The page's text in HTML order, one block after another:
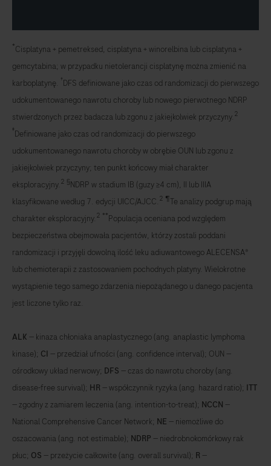
*Cisplatyna + pemetreksed, cisplatyna + winorelbina lub cisplatyna +
gemcytabina; w przypadku nietolerancji cisplatynę można zmienić na
karboplatynę. †DFS definiowane jako czas od randomizacji do pierwszego
udokumentowanego nawrotu choroby lub nowego pierwotnego NDRP
stwierdzonych przez badacza lub zgonu z jakiejkolwiek przyczyny.2
‡Definiowane jako czas od randomizacji do pierwszego
udokumentowanego nawrotu choroby w obrębie OUN lub zgonu z
jakiejkolwiek przyczyny; ten punkt końcowy miał charakter
eksploracyjny.2 §NDRP w stadium IB (guzy ≥4 cm), II lub IIIA
klasyfikowane według 7. edycji UICC/AJCC.2 ¶Te analizy podgrup mają
charakter eksploracyjny.2 **Populacja oceniana pod względem
bezpieczeństwa obejmowała pacjentów, którzy zostali poddani
randomizacji i przyjęli dowolną ilość leku adiuwantowego ALECENSA®
lub chemioterapii z zastosowaniem pochodnych platyny. Wielokrotne
wystąpienie tego samego zdarzenia niepożądanego u danego pacjenta
jest liczone tylko raz.
ALK — kinaza chłoniaka anaplastycznego (ang. anaplastic lymphoma
kinase); CI — przedział ufności (ang. confidence interval); OUN —
ośrodkowy układ nerwowy; DFS — czas do nawrotu choroby (ang.
disease-free survival); HR — współczynnik ryzyka (ang. hazard ratio); ITT
— zgodny z zamiarem leczenia (ang. intention-to-treat); NCCN —
National Comprehensive Cancer Network; NE — niemożliwe do
oszacowania (ang. not estimable); NDRP — niedrobnokomórkowy rak
płuc; OS — przeżycie całkowite (ang. overall survival); R —